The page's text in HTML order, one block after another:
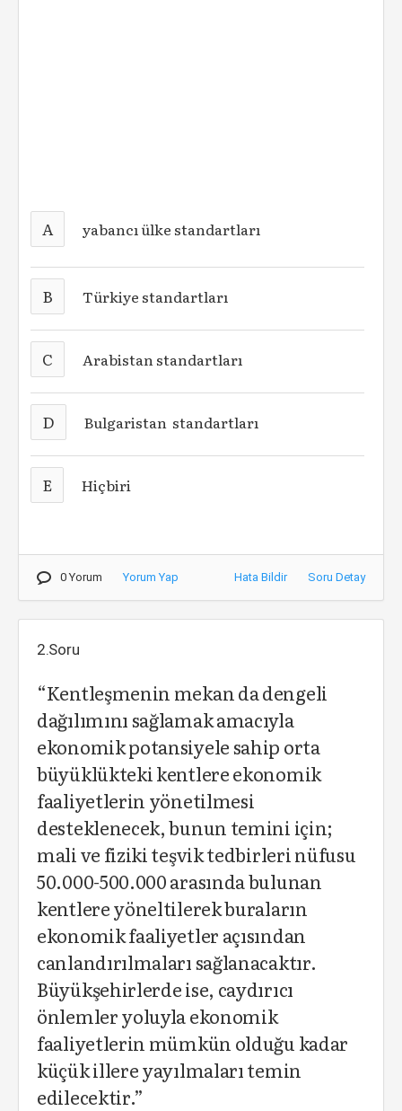
A yabancı ülke standartları
B Türkiye standartları
C Arabistan standartları
D Bulgaristan standartları
E Hiçbiri
0 Yorum Yorum Yap Hata Bildir Soru Detay
2.Soru
“Kentleşmenin mekan da dengeli
dağılımını sağlamak amacıyla
ekonomik potansiyele sahip orta
büyüklükteki kentlere ekonomik
faaliyetlerin yönetilmesi
desteklenecek, bunun temini için;
mali ve fiziki teşvik tedbirleri nüfusu
50.000-500.000 arasında bulunan
kentlere yöneltilerek buraların
ekonomik faaliyetler açısından
canlandırılmaları sağlanacaktır.
Büyükşehirlerde ise, caydırıcı
önlemler yoluyla ekonomik
faaliyetlerin mümkün olduğu kadar
küçük illere yayılmaları temin
edilecektir.”